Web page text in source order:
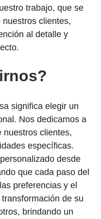
trabajo, que se
clientes,
al detalle y
significa elegir un
Nos dedicamos a
nuestros clientes,
específicas.
desde
que cada paso del
preferencias y el
de su
brindando un